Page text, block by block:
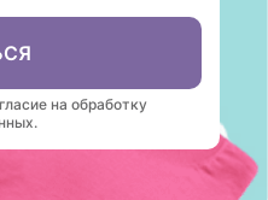
на обработку